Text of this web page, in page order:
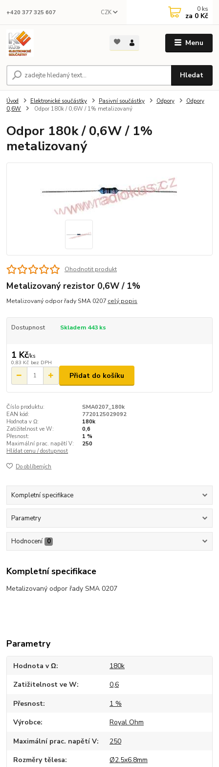
Menu
CZK
Hledat
+420 377 325 607 0 ks
za 0 Kč
Úvod Elektronické součástky Pasivní součástky Odpory
Odpory
0,6W
Odpor 180k / 0,6W / 1% metalizovaný
Odpor 180k / 0,6W / 1%
metalizovaný
Ohodnotit produkt
Metalizovaný rezistor 0,6W / 1%
Metalizovaný odpor řady SMA 0207 celý popis
Dostupnost Skladem 443 ks
1 Kč/ks
0,83 Kč bez DPH
Přidat do košíku
Číslo produktu:
SMA0207_180k
EAN kód:
7720125029092
Hodnota v Ω:
180k
Zatižitelnost ve W:
0,6
Přesnost:
1 %
Maximální prac. napětí V:
250
Hlídat cenu / dostupnost
Do oblíbených
Kompletní specifikace
Parametry
Hodnocení 0
Kompletní specifikace
Metalizovaný odpor řady SMA 0207
Parametry
Hodnota v Ω 180k
Zatižitelnost ve W 0,6
Přesnost 1 %
Výrobce Royal Ohm
Maximální prac. napětí V 250
Rozměry tělesa Ø2.5x6.8mm